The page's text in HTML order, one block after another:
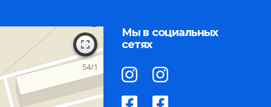
Мы в социальных
сетях